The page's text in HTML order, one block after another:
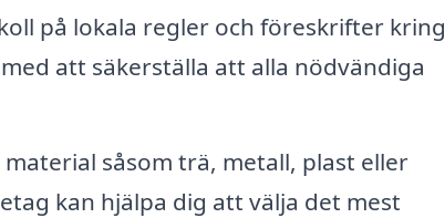
på lokala regler och föreskrifter kring
att säkerställa att alla nödvändiga
såsom trä, metall, plast eller
kan hjälpa dig att välja det mest